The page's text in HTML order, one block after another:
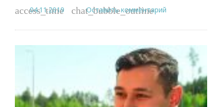
access_time
04.11.2019 chat_bubble_outline
Оставить комментарий